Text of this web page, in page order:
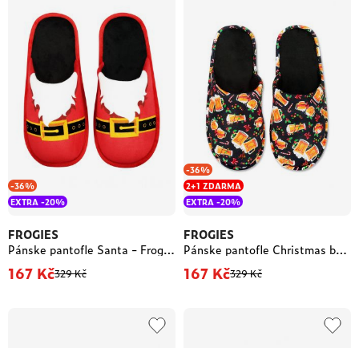
FROGIES
Pánske pantofle Santa - Frogies
329 Kč
167 Kč
-36%
EXTRA -20%
FROGIES
Pánske pantofle Christmas beer - Frogies
329 Kč
167 Kč
-36%
2+1 ZDARMA
EXTRA -20%